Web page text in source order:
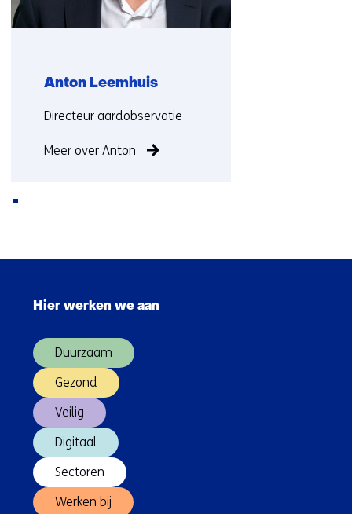
Anton Leemhuis
Functie:
Directeur aardobservatie
Meer over Anton
naar
Hier werken we aan
Duurzaam
Gezond
Veilig
Digitaal
Sectoren
Werken bij